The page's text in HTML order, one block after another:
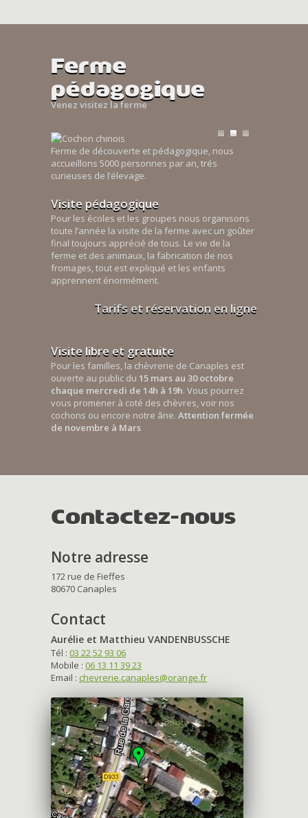
Ferme
pédagogique
Venez visitez la ferme
Ferme de découverte et pédagogique, nous
accueillons 5000 personnes par an, trés
curieuses de l’élevage.
Visite pédagogique
Pour les écoles et les groupes nous organisons
toute l’année la visite de la ferme avec un goûter
final toujours apprécié de tous. Le vie de la
ferme et des animaux, la fabrication de nos
fromages, tout est expliqué et les enfants
apprennent énormément.
Tarifs et réservation en ligne
Visite libre et gratuite
Pour les familles, la chèvrerie de Canaples est
ouverte au public du 15 mars au 30 octobre
chaque mercredi de 14h à 19h. Vous pourrez
vous promener à coté des chèvres, voir nos
cochons ou encore notre âne. Attention fermée
de novembre à Mars
Contactez-nous
Notre adresse
172 rue de Fieffes
80670 Canaples
Contact
Aurélie et Matthieu VANDENBUSSCHE
Tél : 03 22 52 93 06
Mobile : 06 13 11 39 23
Email : chevrerie.canaples@orange.fr